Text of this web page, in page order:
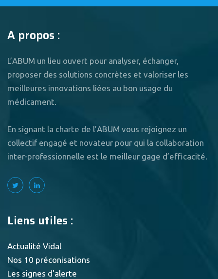
A propos :
L’ABUM un lieu ouvert pour analyser, échanger,
proposer des solutions concrètes et valoriser les
meilleures innovations liées au bon usage du
médicament.
En signant la charte de l’ABUM vous rejoignez un
collectif engagé et novateur pour qui la collaboration
inter-professionnelle est le meilleur gage d’efficacité.
Liens utiles :
Actualité Vidal
Nos 10 préconisations
Les signes d'alerte